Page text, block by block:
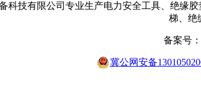
科技有限公司专业生产电力安全工具、绝缘
梯、绝
备案号：
冀公网安备